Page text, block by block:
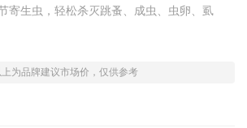
寄生虫，轻松杀灭跳蚤、成虫、虫卵、虱
上为品牌建议市场价，仅供参考